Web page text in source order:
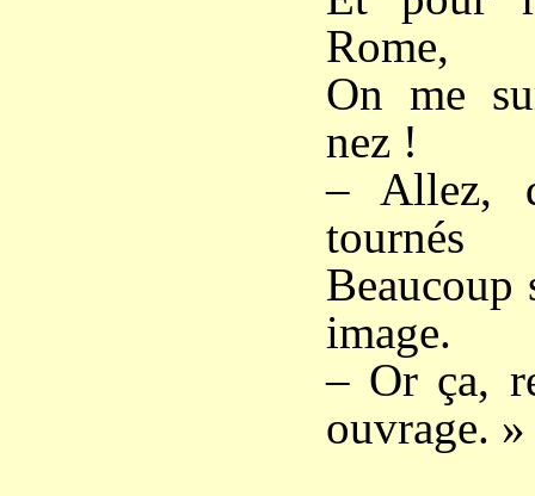
Rome,
On me
nez !
– Allez,
tournés
Beaucoup
image.
– Or ça,
ouvrage. »